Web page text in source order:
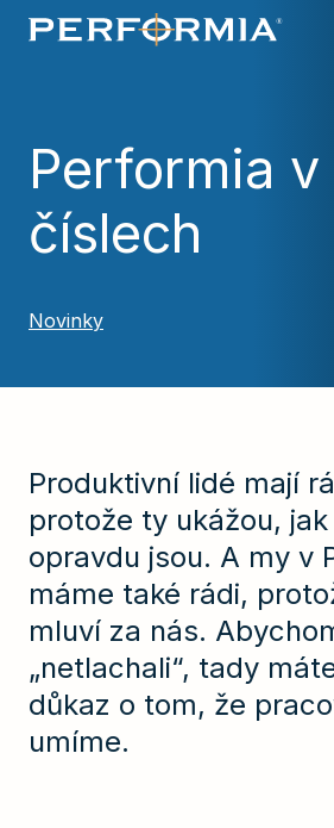
Performia v
číslech
Novinky
Produktivní lidé mají
protože ty ukážou,
opravdu jsou. A my v
máme také rádi,
mluví za nás.
„netlachali“, tady
důkaz o tom, že
umíme.